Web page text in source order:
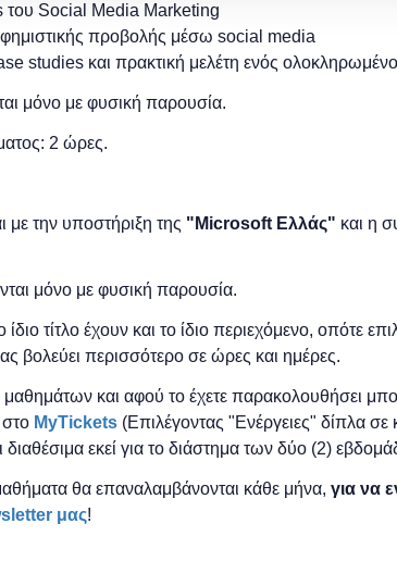
του Social Media Marketing
προβολής μέσω social media
studies και πρακτική μελέτη ενός
μόνο με φυσική παρουσία.
2 ώρες.
με την υποστήριξη της " Microsoft Ελλάς" και η
μόνο με φυσική παρουσία.
τίτλο έχουν και το ίδιο περιεχόμενο, οπότε
βολεύει περισσότερο σε ώρες και ημέρες.
μαθημάτων και αφού το έχετε παρακολουθήσει
στο MyTickets (Επιλέγοντας "Ενέργειες" δίπλα σε
διαθέσιμα εκεί για το διάστημα των δύο (2)
θα επαναλαμβάνονται κάθε μήνα, για να
μας!